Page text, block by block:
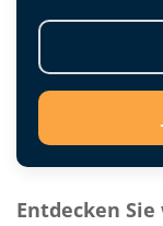
Entdecken